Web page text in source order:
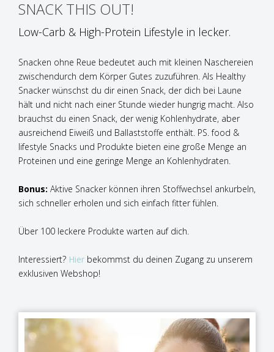
SNACK THIS OUT!
Low-Carb & High-Protein Lifestyle in lecker.
Snacken ohne Reue bedeutet auch mit kleinen Naschereien
zwischendurch dem Körper Gutes zuzuführen. Als Healthy
Snacker wünschst du dir einen Snack, der dich bei Laune
hält und nicht nach einer Stunde wieder hungrig macht. Also
brauchst du einen Snack, der wenig Kohlenhydrate, aber
ausreichend Eiweiß und Ballaststoffe enthält. PS. food &
lifestyle Snacks und Produkte bieten eine große Menge an
Proteinen und eine geringe Menge an Kohlenhydraten.
Bonus: Aktive Snacker können ihren Stoffwechsel ankurbeln,
sich schneller erholen und sich einfach fitter fühlen.
Über 100 leckere Produkte warten auf dich.
Interessiert? Hier bekommst du deinen Zugang zu unserem
exklusiven Webshop!